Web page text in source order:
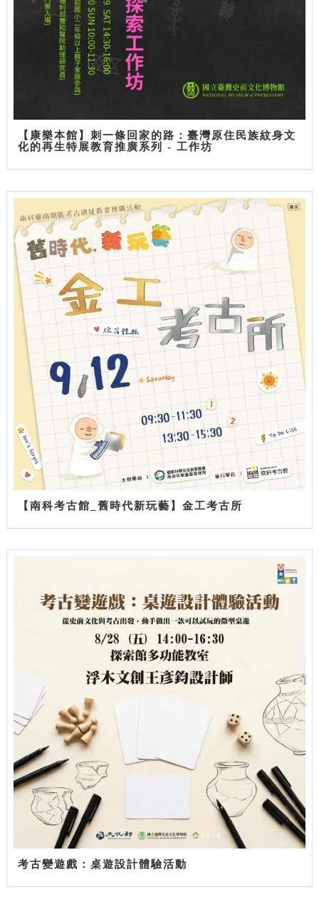
【康樂本館】刺一條回家的路：臺灣原住民族紋身文
化的再生特展教育推廣系列 - 工作坊
【南科考古館_舊時代新玩藝】金工考古所
考古變遊戲：桌遊設計體驗活動